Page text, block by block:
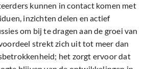
kunnen in contact komen met
inzichten delen en actief
om bij te dragen aan de groei van
strekt zich uit tot meer dan
het zorgt ervoor dat